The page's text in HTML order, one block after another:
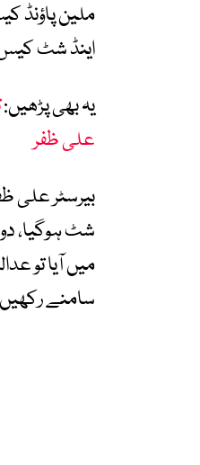
ملین پاؤنڈ
اینڈ شٹ
یہ بھی پڑھیں:
علی ظفر
بیرسٹر علی
شٹ ہوگیا،
میں آیا تو
سامنے